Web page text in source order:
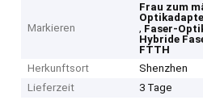
Markieren
Frau zum
, Faser-
Hybride
FTTH
Herkunftsort
Shenzhen
Lieferzeit
3 Tage